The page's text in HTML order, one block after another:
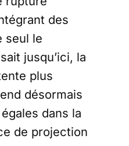
des
seul le
jusqu’ici, la
plus
désormais
dans la
de projection